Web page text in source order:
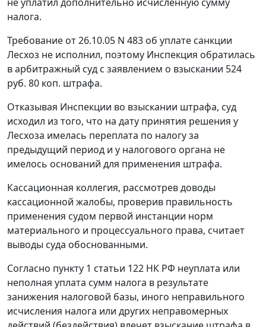
не уплатил дополнительно исчисленную сумму
налога.
Требование от 26.10.05 N 483 об уплате санкции
Лесхоз не исполнил, поэтому Инспекция обратилась
в арбитражный суд с заявлением о взыскании 524
руб. 80 коп. штрафа.
Отказывая Инспекции во взыскании штрафа, суд
исходил из того, что на дату принятия решения у
Лесхоза имелась переплата по налогу за
предыдущий период и у налогового органа не
имелось оснований для применения штрафа.
Кассационная коллегия, рассмотрев доводы
кассационной жалобы, проверив правильность
применения судом первой инстанции норм
материального и процессуального права, считает
выводы суда обоснованными.
Согласно пункту 1 статьи 122 НК РФ неуплата или
неполная уплата сумм налога в результате
занижения налоговой базы, иного неправильного
исчисления налога или других неправомерных